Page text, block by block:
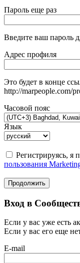
Пароль еще раз
Введите ваш пароль
Адрес профиля
Это будет в конце
http://marpeople.com/
Часовой пояс
Язык
Регистрируясь, я
пользования
Продолжить
Вход в
Если у вас уже есть
Если у вас его еще
E-mail